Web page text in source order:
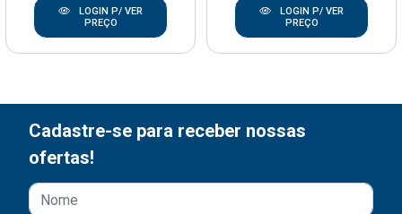
LOGIN P/ VER
PREÇO
LOGIN P/ VER
PREÇO
Cadastre-se para receber nossas
ofertas!